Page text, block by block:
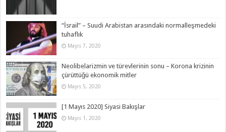
“İsrail” – Suudi Arabistan arasındaki normalleşmedeki
tuhaflık
Mayıs 7, 2020
Neolibelarizmin ve türevlerinin sonu – Korona krizinin
çürüttüğü ekonomik mitler
Mayıs 5, 2020
[1 Mayıs 2020] Siyasi Bakışlar
Mayıs 1, 2020